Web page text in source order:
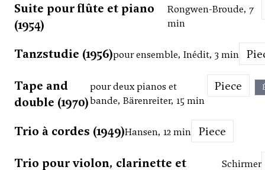
Suite pour flûte et piano
(1954)
Rongwen-Broude, 7
min
Tanzstudie (1956)pour ensemble, Inédit, 3 min
Tape and
double (1970)
pour deux pianos et
bande, Bärenreiter, 15 min
Piece
Trio à cordes (1949)Hansen, 12 min Piece
Trio pour violon, clarinette et Schirmer